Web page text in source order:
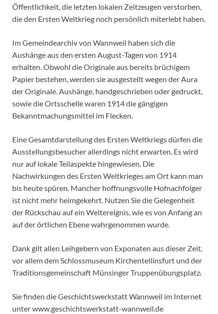
Öffentlichkeit, die letzten lokalen Zeitzeugen verstorben,
die den Ersten Weltkrieg noch persönlich miterlebt haben.
Im Gemeindearchiv von Wannweil haben sich die
Aushänge aus den ersten August-Tagen von 1914
erhalten. Obwohl die Originale aus bereits brüchigem
Papier bestehen, werden sie ausgestellt wegen der Aura
der Originale. Aushänge, handgeschrieben oder gedruckt,
sowie die Ortsschelle waren 1914 die gängigen
Bekanntmachungsmittel im Flecken.
Eine Gesamtdarstellung des Ersten Weltkriegs dürfen die
Ausstellungsbesucher allerdings nicht erwarten. Es wird
nur auf lokale Teilaspekte hingewiesen. Die
Nachwirkungen des Ersten Weltkrieges am Ort kann man
bis heute spüren. Mancher hoffnungsvolle Hofnachfolger
ist nicht mehr heimgekehrt. Nutzen Sie die Gelegenheit
der Rückschau auf ein Weltereignis, wie es von Anfang an
auf der örtlichen Ebene wahrgenommen wurde.
Dank gilt allen Leihgebern von Exponaten aus dieser Zeit,
vor allem dem Schlossmuseum Kirchentellinsfurt und der
Traditionsgemeinschaft Münsinger Truppenübungsplatz.
Sie finden die Geschichtswerkstatt Wannweil im Internet
unter www.geschichtswerkstatt-wannweil.de